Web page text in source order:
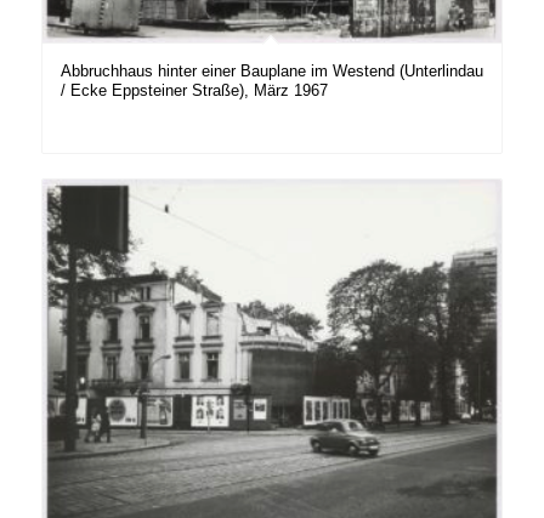
Abbruchhaus hinter einer Bauplane im Westend (Unterlindau
/ Ecke Eppsteiner Straße), März 1967